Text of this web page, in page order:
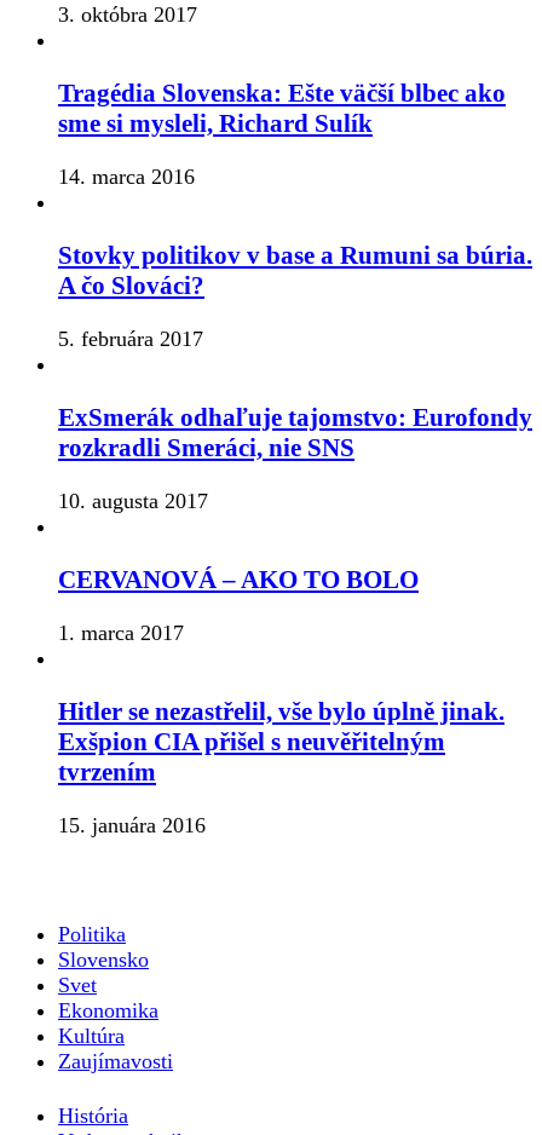
3. októbra 2017
Tragédia Slovenska: Ešte väčší blbec ako
sme si mysleli, Richard Sulík
14. marca 2016
Stovky politikov v base a Rumuni sa búria.
A čo Slováci?
5. februára 2017
ExSmerák odhaľuje tajomstvo: Eurofondy
rozkradli Smeráci, nie SNS
10. augusta 2017
CERVANOVÁ – AKO TO BOLO
1. marca 2017
Hitler se nezastřelil, vše bylo úplně jinak.
Exšpion CIA přišel s neuvěřitelným
tvrzením
15. januára 2016
Politika
Slovensko
Svet
Ekonomika
Kultúra
Zaujímavosti
História